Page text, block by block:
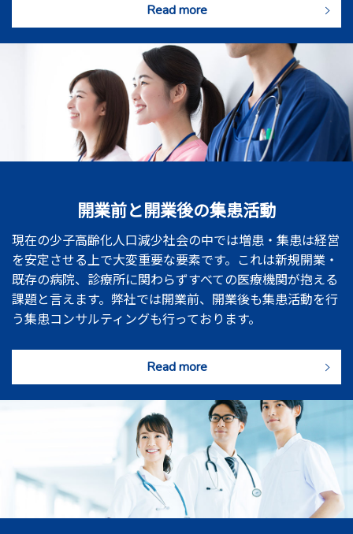
Read more
開業前と開業後の集患活動
現在の少子高齢化人口減少社会の中では増患・集患は経営
を安定させる上で大変重要な要素です。これは新規開業・
既存の病院、診療所に関わらずすべての医療機関が抱える
課題と言えます。弊社では開業前、開業後も集患活動を行
う集患コンサルティングも行っております。
Read more